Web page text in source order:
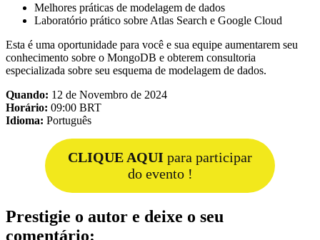
Melhores práticas de modelagem de dados
Laboratório prático sobre Atlas Search e Google Cloud
Esta é uma oportunidade para você e sua equipe aumentarem seu
conhecimento sobre o MongoDB e obterem consultoria
especializada sobre seu esquema de modelagem de dados.
Quando: 12 de Novembro de 2024
Horário: 09:00 BRT
Idioma: Português
CLIQUE AQUI para participar
do evento !
Prestigie o autor e deixe o seu
comentário: